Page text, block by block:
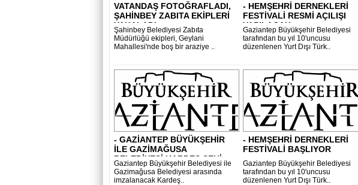
VATANDAŞ FOTOĞRAFLADI,
ŞAHİNBEY ZABITA EKİPLERİ
YAKALADI..
Şahinbey Belediyesi Zabıta
Müdürlüğü ekipleri, Geylani
Mahallesi'nde boş bir araziye ..
- HEMŞEHRİ DERNEKLERİ
FESTİVALİ RESMİ AÇILIŞI
YAPILACAK..
Gaziantep Büyükşehir Belediyesi
tarafından bu yıl 10'uncusu
düzenlenen Yurt Dışı Türk..
- GAZİANTEP BÜYÜKŞEHİR
İLE GAZİMAĞUSA
BELEDİYESİ KARDEŞ ŞEHİ..
Gaziantep Büyükşehir Belediyesi ile
Gazimağusa Belediyesi arasında
imzalanacak Kardeş..
- HEMŞEHRİ DERNEKLERİ
FESTİVALİ BAŞLIYOR
Gaziantep Büyükşehir Belediyesi
tarafından bu yıl 10'uncusu
düzenlenen Yurt Dışı Türk..